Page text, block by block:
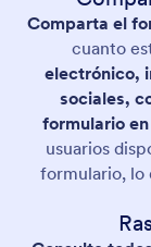
Comparta el
cuanto
electrónico,
sociales,
formulario
usuarios
formulario, lo